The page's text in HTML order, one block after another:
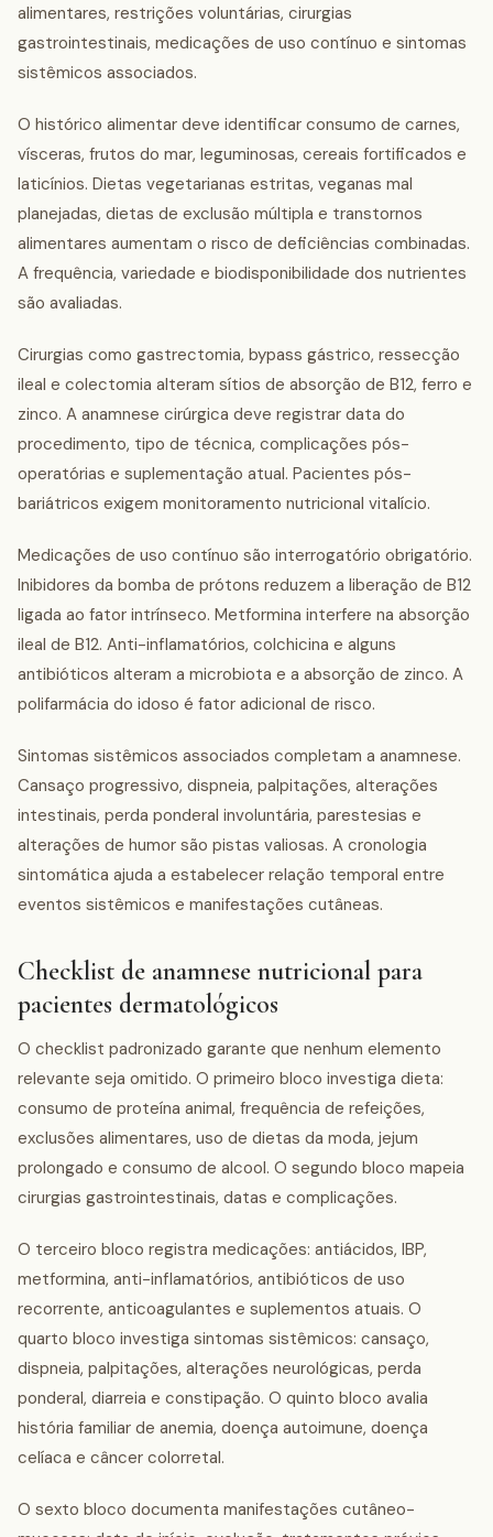
alimentares, restrições voluntárias, cirurgias
gastrointestinais, medicações de uso contínuo e sintomas
sistêmicos associados.
O histórico alimentar deve identificar consumo de carnes,
vísceras, frutos do mar, leguminosas, cereais fortificados e
laticínios. Dietas vegetarianas estritas, veganas mal
planejadas, dietas de exclusão múltipla e transtornos
alimentares aumentam o risco de deficiências combinadas.
A frequência, variedade e biodisponibilidade dos nutrientes
são avaliadas.
Cirurgias como gastrectomia, bypass gástrico, ressecção
ileal e colectomia alteram sítios de absorção de B12, ferro e
zinco. A anamnese cirúrgica deve registrar data do
procedimento, tipo de técnica, complicações pós-
operatórias e suplementação atual. Pacientes pós-
bariátricos exigem monitoramento nutricional vitalício.
Medicações de uso contínuo são interrogatório obrigatório.
Inibidores da bomba de prótons reduzem a liberação de B12
ligada ao fator intrínseco. Metformina interfere na absorção
ileal de B12. Anti-inflamatórios, colchicina e alguns
antibióticos alteram a microbiota e a absorção de zinco. A
polifarmácia do idoso é fator adicional de risco.
Sintomas sistêmicos associados completam a anamnese.
Cansaço progressivo, dispneia, palpitações, alterações
intestinais, perda ponderal involuntária, parestesias e
alterações de humor são pistas valiosas. A cronologia
sintomática ajuda a estabelecer relação temporal entre
eventos sistêmicos e manifestações cutâneas.
Checklist de anamnese nutricional para
pacientes dermatológicos
O checklist padronizado garante que nenhum elemento
relevante seja omitido. O primeiro bloco investiga dieta:
consumo de proteína animal, frequência de refeições,
exclusões alimentares, uso de dietas da moda, jejum
prolongado e consumo de alcool. O segundo bloco mapeia
cirurgias gastrointestinais, datas e complicações.
O terceiro bloco registra medicações: antiácidos, IBP,
metformina, anti-inflamatórios, antibióticos de uso
recorrente, anticoagulantes e suplementos atuais. O
quarto bloco investiga sintomas sistêmicos: cansaço,
dispneia, palpitações, alterações neurológicas, perda
ponderal, diarreia e constipação. O quinto bloco avalia
história familiar de anemia, doença autoimune, doença
celíaca e câncer colorretal.
O sexto bloco documenta manifestações cutâneo-